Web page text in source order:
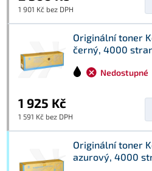
1 901 Kč bez DPH
Originální toner
černý, 4000
Nedostupné
1 925 Kč
1 591 Kč bez DPH
Originální toner
azurový, 4000